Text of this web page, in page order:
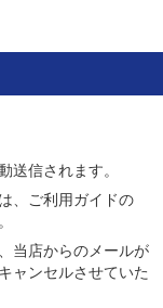
送信されます。
、ご利用ガイドの
当店からのメールが
ャンセルさせていた